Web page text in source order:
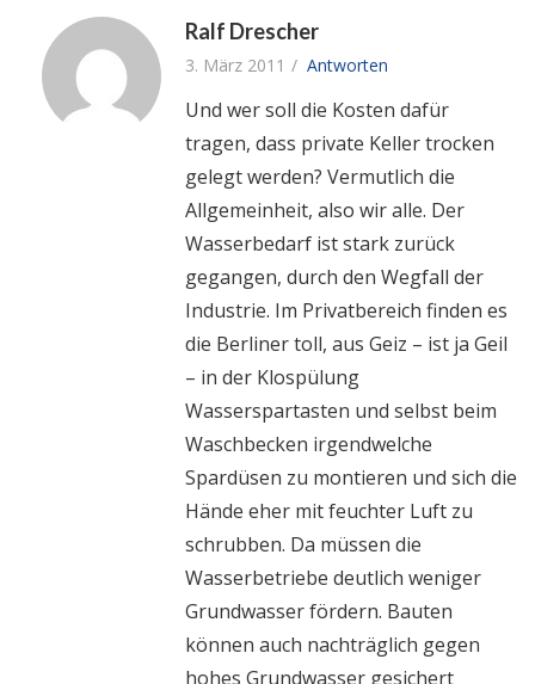
Ralf Drescher
3. März 2011 Antworten
Und wer soll die Kosten dafür
tragen, dass private Keller trocken
gelegt werden? Vermutlich die
Allgemeinheit, also wir alle. Der
Wasserbedarf ist stark zurück
gegangen, durch den Wegfall der
Industrie. Im Privatbereich finden es
die Berliner toll, aus Geiz – ist ja Geil
– in der Klospülung
Wasserspartasten und selbst beim
Waschbecken irgendwelche
Spardüsen zu montieren und sich die
Hände eher mit feuchter Luft zu
schrubben. Da müssen die
Wasserbetriebe deutlich weniger
Grundwasser fördern. Bauten
können auch nachträglich gegen
hohes Grundwasser gesichert